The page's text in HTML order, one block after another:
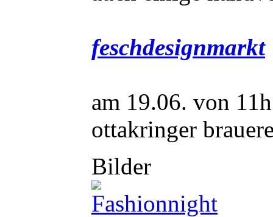
feschdesignmarkt
am 19.06. von
ottakringer
Bilder